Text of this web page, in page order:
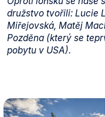
družstvo tvořili: Lucie
Miřejovská, Matěj
Pozděna (který se
pobytu v USA).